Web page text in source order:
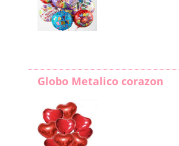
Globo Metalico corazon